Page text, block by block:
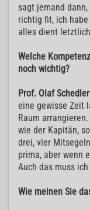
sagt jemand
richtig fit, ich
alles dient
Welche
noch wichtig?
Prof. Olaf
eine gewisse Zeit
Raum
wie der Kapitän,
drei, vier
prima, aber wenn
Auch das muss
Wie meinen Sie